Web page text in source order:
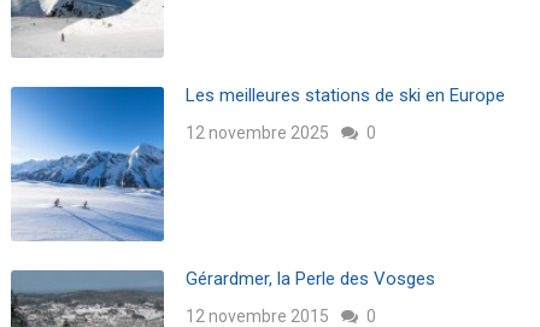
Les meilleures stations de ski en Europe
12 novembre 2025 0
Gérardmer, la Perle des Vosges
12 novembre 2015 0